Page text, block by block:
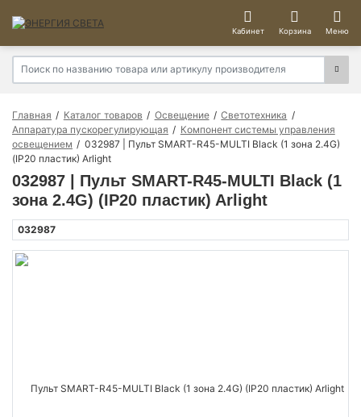
Кабинет Корзина Меню
Главная Каталог товаров Освещение
Светотехника
Аппаратура пускорегулирующая
Компонент системы управления
освещением
032987 | Пульт SMART-R45-MULTI Black (1 зона 2.4G)
(IP20 пластик) Arlight
032987 | Пульт SMART-R45-MULTI Black (1
зона 2.4G) (IP20 пластик) Arlight
032987